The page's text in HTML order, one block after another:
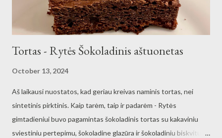
Tortas - Rytės Šokoladinis aštuonetas
October 13, 2024
Aš laikausi nuostatos, kad geriau kreivas naminis tortas, nei
sintetinis pirktinis. Kaip tarėm, taip ir padarėm - Rytės
gimtadieniui buvo pagamintas šokoladinis tortas su kakaviniu
sviestiniu pertepimu, šokoladine glazūra ir šokoladiniu biskvitu.